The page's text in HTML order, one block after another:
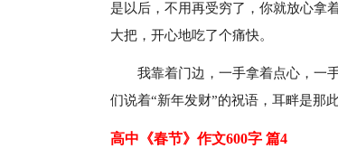
是以后，不用再受穷了，你就放心拿
大把，开心地吃了个痛快。
我靠着门边，一手拿着点心，一
们说着“新年发财”的祝语，耳畔是那
高中《春节》作文600字 篇4